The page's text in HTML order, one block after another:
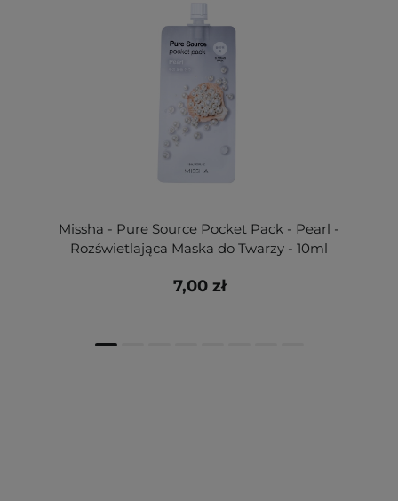
Missha - Pure Source Pocket Pack - Pearl -
Rozświetlająca Maska do Twarzy - 10ml
7,00 zł